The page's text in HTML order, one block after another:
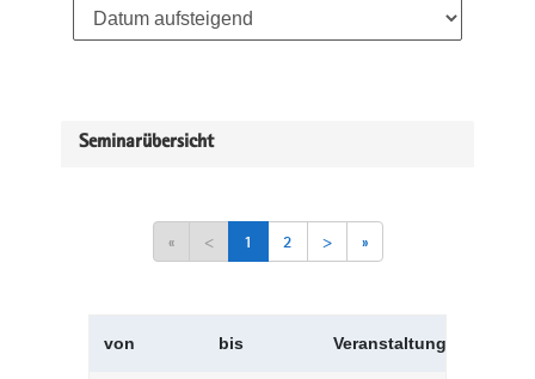
Seminarübersicht
« < 1 2 > »
von bis Veranstaltungskürzel